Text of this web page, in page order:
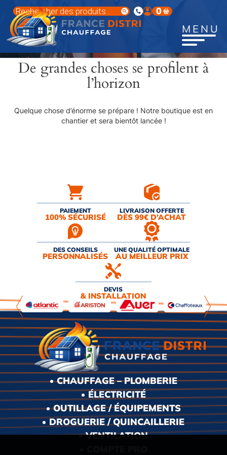
contenu
principal
Recherche
de
produits
0
MENU
De grandes choses se profilent à
l’horizon
Quelque chose d’énorme se prépare ! Notre boutique est en
chantier et sera bientôt lancée !
PAIEMENT
100% SÉCURISÉ
LIVRAISON OFFERTE
DÈS 99€ D’ACHAT
DES CONSEILS
PERSONNALISÉS
UNE QUALITÉ OPTIMALE
AU MEILLEUR PRIX
DEVIS
& INSTALLATION
CHAUFFAGE – PLOMBERIE
ÉLECTRICITÉ
OUTILLAGE / ÉQUIPEMENTS
DROGUERIE / QUINCAILLERIE
VENTILATION